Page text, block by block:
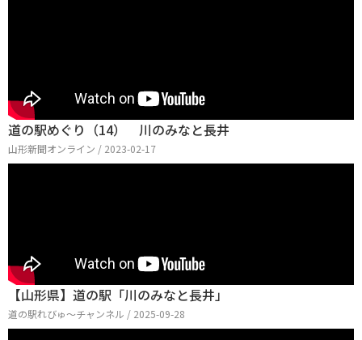
道の駅めぐり（14） 川のみなと長井
山形新聞オンライン / 2023-02-17
【山形県】道の駅「川のみなと長井」
道の駅れびゅ〜チャンネル / 2025-09-28